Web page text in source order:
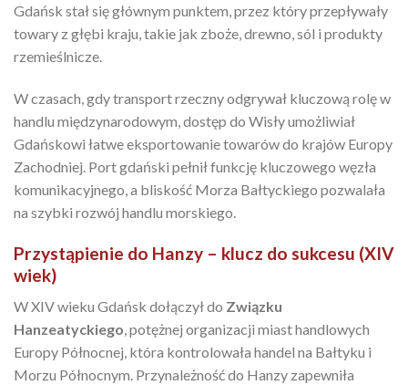
Gdańsk stał się głównym punktem, przez który przepływały
towary z głębi kraju, takie jak zboże, drewno, sól i produkty
rzemieślnicze.
W czasach, gdy transport rzeczny odgrywał kluczową rolę w
handlu międzynarodowym, dostęp do Wisły umożliwiał
Gdańskowi łatwe eksportowanie towarów do krajów Europy
Zachodniej. Port gdański pełnił funkcję kluczowego węzła
komunikacyjnego, a bliskość Morza Bałtyckiego pozwalała
na szybki rozwój handlu morskiego.
Przystąpienie do Hanzy – klucz do sukcesu (XIV
wiek)
W XIV wieku Gdańsk dołączył do Związku
Hanzeatyckiego, potężnej organizacji miast handlowych
Europy Północnej, która kontrolowała handel na Bałtyku i
Morzu Północnym. Przynależność do Hanzy zapewniła